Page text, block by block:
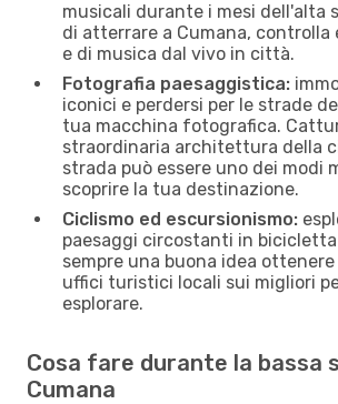
musicali durante i mesi dell'alta
di atterrare a Cumana,
e di musica dal vivo in città.
Fotografia paesaggistica:
iconici e perdersi per le strade
tua macchina fotografica.
straordinaria architettura della
strada può essere uno dei modi
scoprire la tua destinazione.
Ciclismo ed escursionismo:
paesaggi circostanti in bicicletta
sempre una buona idea
uffici turistici locali sui migliori
esplorare.
Cosa fare durante la bassa
Cumana